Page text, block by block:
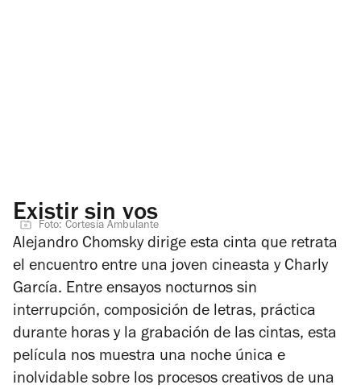
Existir sin vos
Foto: Cortesía Ambulante
Alejandro Chomsky dirige esta cinta que retrata
el encuentro entre una joven cineasta y Charly
García. Entre ensayos nocturnos sin
interrupción, composición de letras, práctica
durante horas y la grabación de las cintas, esta
película nos muestra una noche única e
inolvidable sobre los procesos creativos de una